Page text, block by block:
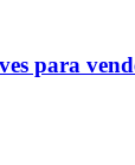
para